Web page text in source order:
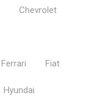
Chevrolet
Ferrari Fiat
Hyundai